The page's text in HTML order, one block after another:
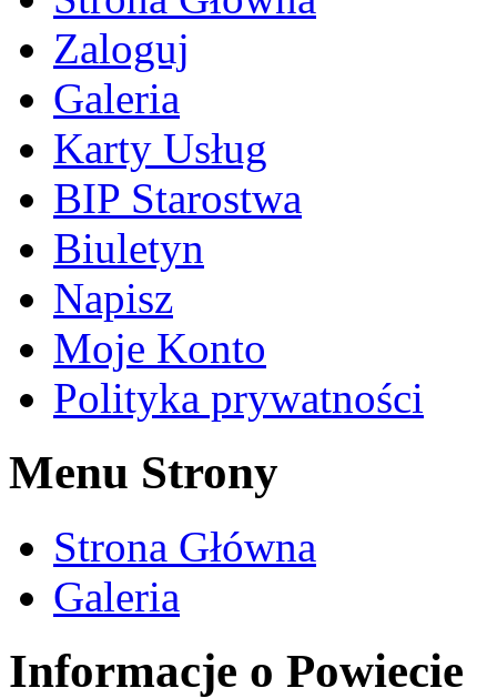
Zaloguj
Galeria
Karty Usług
BIP Starostwa
Biuletyn
Napisz
Moje Konto
Polityka prywatności
Menu Strony
Strona Główna
Galeria
Informacje o Powiecie